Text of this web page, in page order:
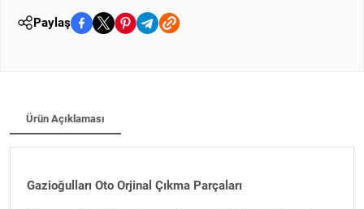
Paylaş
Ürün Açıklaması
Gazioğulları Oto Orjinal Çıkma Parçaları